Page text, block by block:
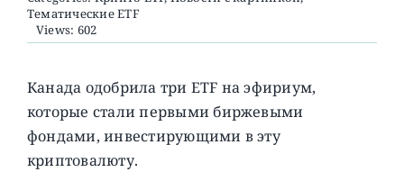
Тематические ETF
Views: 602
Канада одобрила три ETF на эфириум,
которые стали первыми биржевыми
фондами, инвестирующими в эту
криптовалюту.